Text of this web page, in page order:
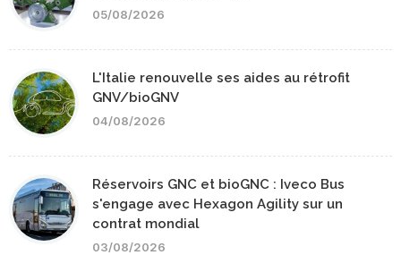
05/08/2026
L'Italie renouvelle ses aides au rétrofit
GNV/bioGNV
04/08/2026
Réservoirs GNC et bioGNC : Iveco Bus
s'engage avec Hexagon Agility sur un
contrat mondial
03/08/2026